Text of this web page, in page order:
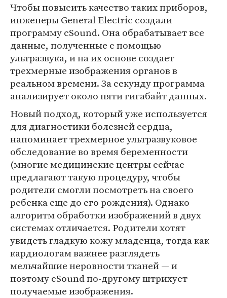
Чтобы повысить качество таких приборов,
инженеры General Electric создали
программу cSound. Она обрабатывает все
данные, полученные с помощью
ультразвука, и на их основе создает
трехмерные изображения органов в
реальном времени. За секунду программа
анализирует около пяти гигабайт данных.
Новый подход, который уже используется
для диагностики болезней сердца,
напоминает трехмерное ультразвуковое
обследование во время беременности
(многие медицинские центры сейчас
предлагают такую процедуру, чтобы
родители смогли посмотреть на своего
ребенка еще до его рождения). Однако
алгоритм обработки изображений в двух
системах отличается. Родители хотят
увидеть гладкую кожу младенца, тогда как
кардиологам важнее разглядеть
мельчайшие неровности тканей — и
поэтому cSound по-другому штрихует
получаемые изображения.